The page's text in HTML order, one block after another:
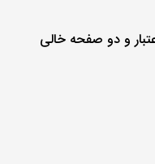
(حداقل 6 ماه اعتبار و دو صفحه خالی